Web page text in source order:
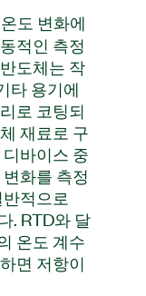
도 변화에
적인 측정
도체는 작
타 용기에
로 코팅되
재료로 구
바이스 중
화를 측정
적으로
. RTD와 달
온도 계수
면 저항이